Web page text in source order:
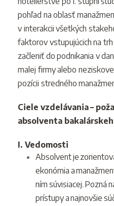
pohľad na oblasť
v interakcii všetkých
faktorov vstupujúcich na
začleniť do podnikania v
malej firmy alebo
pozícii stredného
Ciele vzdelávania –
absolventa
I. Vedomosti
Absolvent je
ekonómia a
ním súvisiacej. Pozná
prístupy a najnovšie